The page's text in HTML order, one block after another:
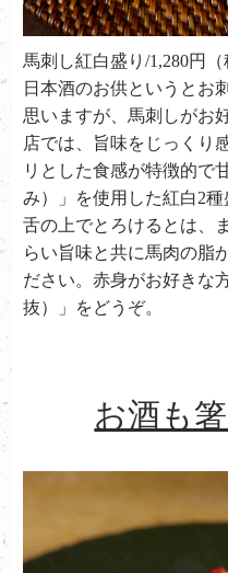
馬刺し紅白盛り/1,280円（
日本酒のお供というとお
思いますが、馬刺しがお
店では、旨味をじっくり
リとした食感が特徴的で
み）」を使用した紅白2種
舌の上でとろけるとは、
らい旨味と共に馬肉の脂
ださい。赤身がお好きな
抜）」をどうぞ。
お酒も